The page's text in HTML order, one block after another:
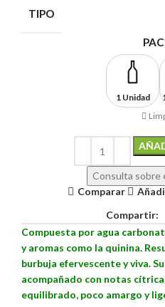
TIPO
1 Unidad
Consulta sobre
Comparar
Compartir:
Compuesta por agua
y aromas como la quinina.
burbuja efervescente y viva.
acompañado con notas
equilibrado, poco amargo y